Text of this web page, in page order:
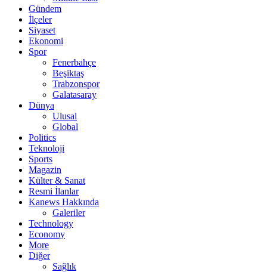
Gündem
İlçeler
Siyaset
Ekonomi
Spor
Fenerbahçe
Beşiktaş
Trabzonspor
Galatasaray
Dünya
Ulusal
Global
Politics
Teknoloji
Sports
Magazin
Külter & Sanat
Resmi İlanlar
Kanews Hakkında
Galeriler
Technology
Economy
More
Diğer
Sağlık